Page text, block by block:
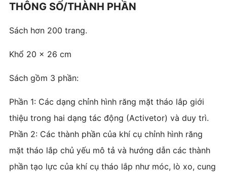
THÔNG SỐ/THÀNH PHẦN
Sách hơn 200 trang.
Khổ 20 x 26 cm
Sách gồm 3 phần:
Phần 1: Các dạng chỉnh hình răng mặt tháo lắp giới
thiệu trong hai dạng tác động (Activetor) và duy trì.
Phần 2: Các thành phần của khí cụ chỉnh hình răng
mặt tháo lắp chủ yếu mô tả và hướng dẫn các thành
phần tạo lực của khí cụ tháo lắp như móc, lò xo, cung